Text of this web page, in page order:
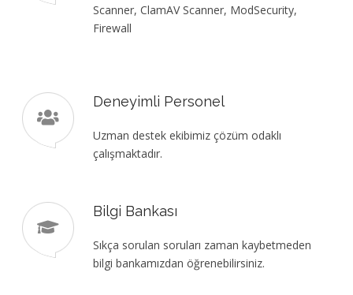
Scanner, ClamAV Scanner, ModSecurity,
Firewall
Deneyimli Personel
Uzman destek ekibimiz çözüm odaklı
çalışmaktadır.
Bilgi Bankası
Sıkça sorulan soruları zaman kaybetmeden
bilgi bankamızdan öğrenebilirsiniz.